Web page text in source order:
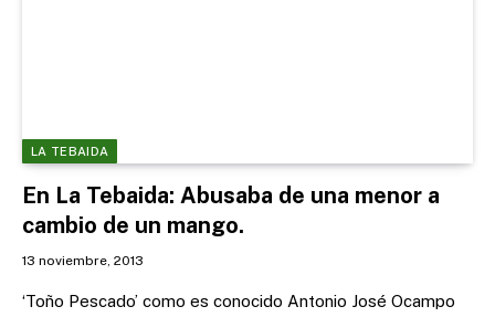
LA TEBAIDA
En La Tebaida: Abusaba de una menor a
cambio de un mango.
13 noviembre, 2013
‘Toño Pescado’ como es conocido Antonio José Ocampo